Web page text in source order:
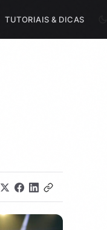
TUTORIAIS & DICAS